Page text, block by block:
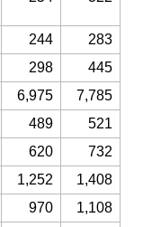
244
283
298
445
6,975
7,785
489
521
620
732
1,252
1,408
970
1,108